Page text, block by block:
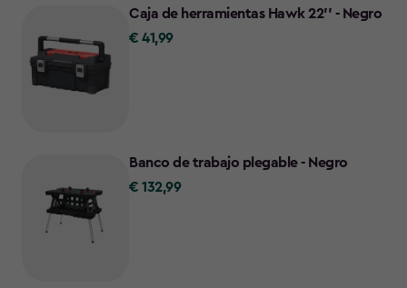
Caja de herramientas Hawk 22'' - Negro
€
€ 41,99
Banco de trabajo plegable - Negro
€
€ 132,99